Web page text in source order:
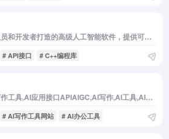
OpenNN是为研究人员和开发者打造的高级人工智能软件，提供可运行神经...
# API接口 # C++编程库
WeLM Demo是AI写作工具,AI应用接口APIAIGC,AI写作,AI工具,AI营销。
# AI写作工具网站 # AI办公工具